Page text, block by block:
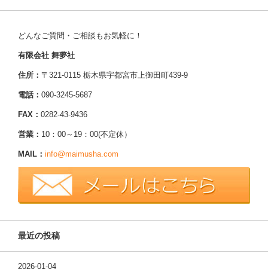
どんなご質問・ご相談もお気軽に！
有限会社 舞夢社
住所： 〒321-0115 栃木県宇都宮市上御田町439-9
電話： 090-3245-5687
FAX： 0282-43-9436
営業： 10：00～19：00(不定休）
MAIL： info@maimusha.com
最近の投稿
2026-01-04